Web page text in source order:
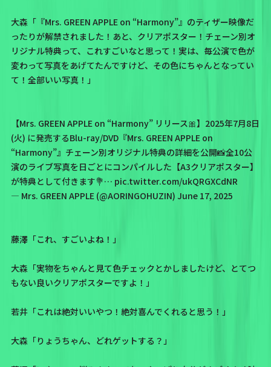
大森「『Mrs. GREEN APPLE on “Harmony”』のティザー映像だ
ったりが解禁されました！ あと、クリアポスター！チェーン別オ
リジナル特典って、これすごいなと思って！実は、毎公演で色が
変わって写真をあげてたんですけど、その色にちゃんとなってい
て！全部いい写真！」
【Mrs. GREEN APPLE on “Harmony” リリース🎀】⁡2025年7月8日
(火) に発売するBlu-ray/DVD『Mrs. GREEN APPLE on
“Harmony”』チェーン別オリジナル特典の詳細を公開📸⁡全10公
演のライブ写真を日ごとにコンパイルした【A3クリアポスター】
が特典として付きます💐… pic.twitter.com/ukQRGXCdNR
— Mrs. GREEN APPLE (@AORINGOHUZIN) June 17, 2025
藤澤「これ、すごいよね！」
大森「実物をちゃんと見て色チェックとかしましたけど、とてつ
もない良いクリアポスターですよ！」
若井「これは絶対いいやつ！絶対喜んでくれると思う！」
大森「りょうちゃん、どれゲットする？」